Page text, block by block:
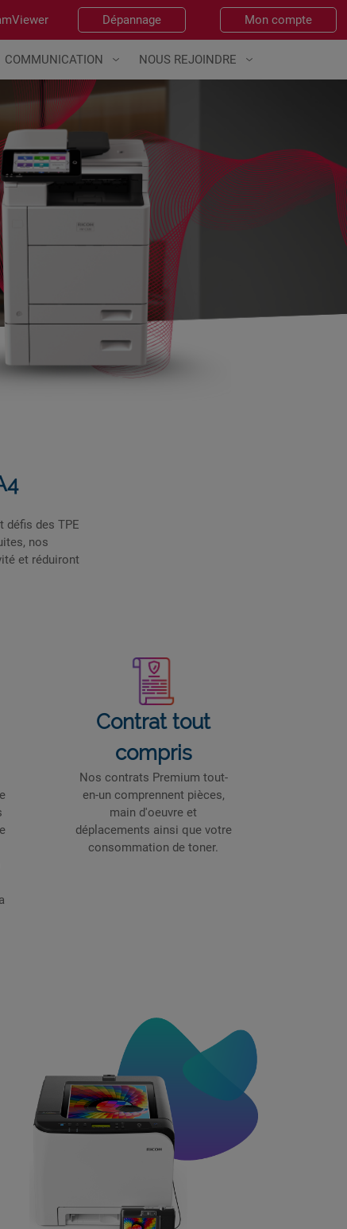
Dépannage Mon compte
COMMUNICATION NOUS REJOINDRE
défis des TPE
nos
et réduiront
Contrat tout
compris
Nos contrats Premium tout-
en-un comprennent pièces,
main d'oeuvre et
déplacements ainsi que votre
consommation de toner.